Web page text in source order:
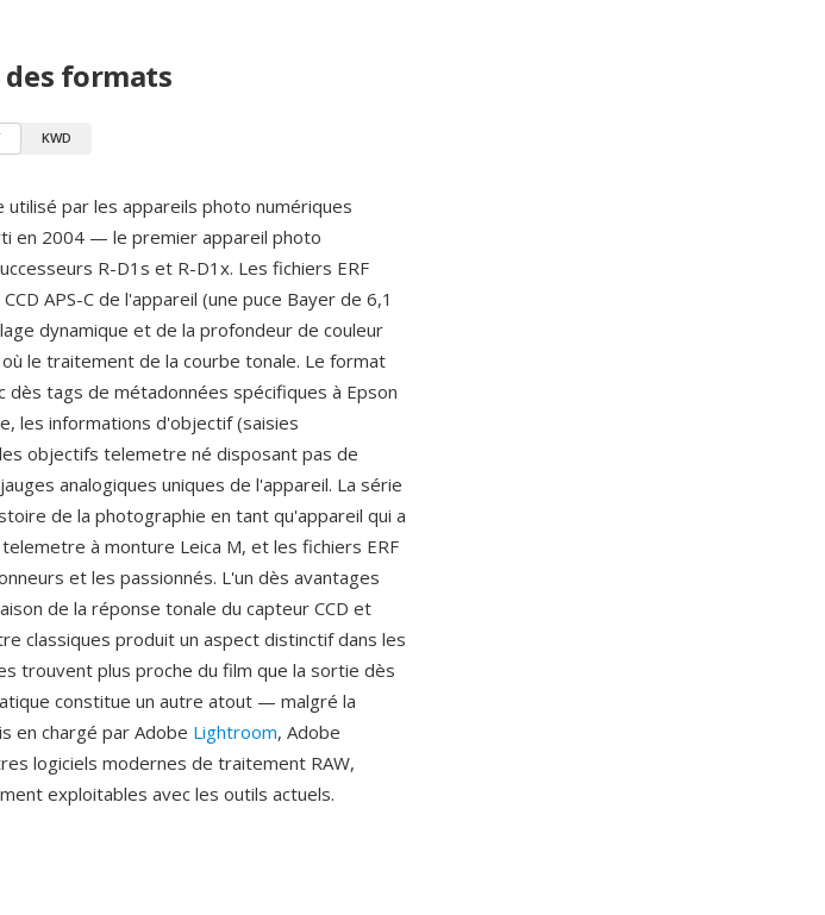
des formats
KWD
par les appareils photo numériques
en 2004 — le premier appareil photo
R-D1s et R-D1x. Les fichiers ERF
APS-C de l'appareil (une puce Bayer de 6,1
dynamique et de la profondeur de couleur
le traitement de la courbe tonale. Le format
tags de métadonnées spécifiques à Epson
les informations d'objectif (saisies
objectifs telemetre né disposant pas de
analogiques uniques de l'appareil. La série
de la photographie en tant qu'appareil qui a
à monture Leica M, et les fichiers ERF
et les passionnés. L'un dès avantages
de la réponse tonale du capteur CCD et
classiques produit un aspect distinctif dans les
trouvent plus proche du film que la sortie dès
constitue un autre atout — malgré la
en chargé par Adobe Lightroom, Adobe
logiciels modernes de traitement RAW,
exploitables avec les outils actuels.